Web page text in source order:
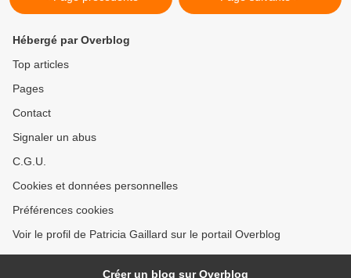
Hébergé par Overblog
Top articles
Pages
Contact
Signaler un abus
C.G.U.
Cookies et données personnelles
Préférences cookies
Voir le profil de Patricia Gaillard sur le portail Overblog
Créer un blog sur Overblog